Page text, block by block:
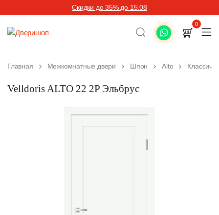
Скидки до 35% до 15.08
0
Главная Межкомнатные двери Шпон Alto
Velldoris ALTO 22 2P Эльбрус